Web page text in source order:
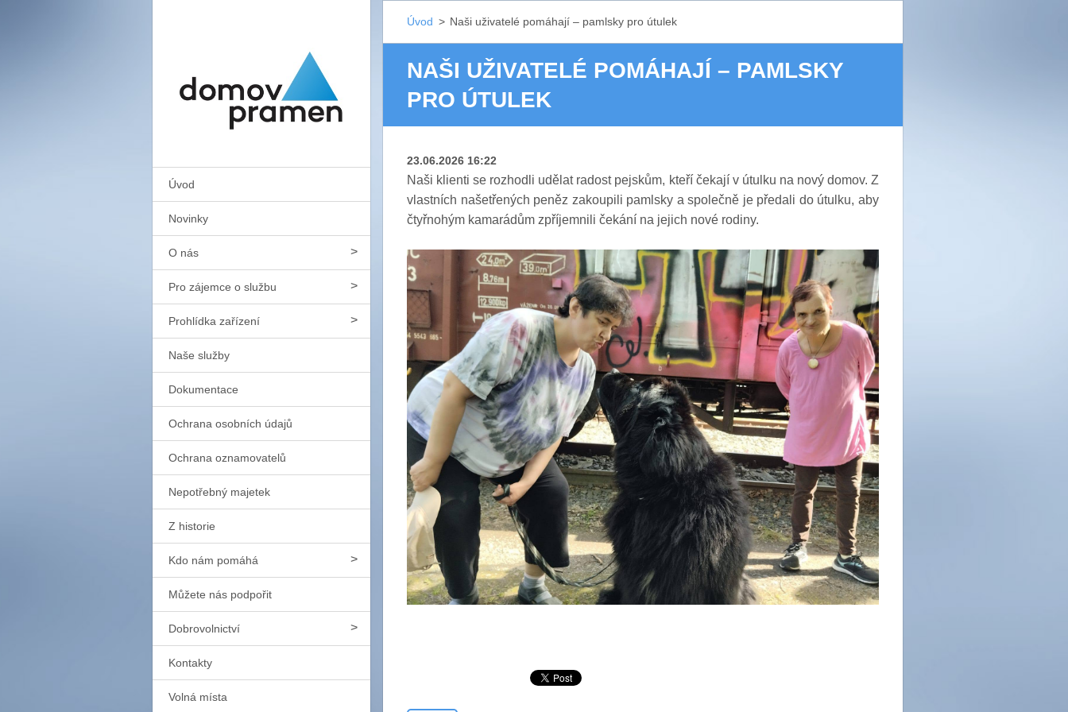
Úvod
Novinky
O nás
Pro zájemce o službu
Prohlídka zařízení
Naše služby
Dokumentace
Ochrana osobních údajů
Ochrana oznamovatelů
Nepotřebný majetek
Z historie
Kdo nám pomáhá
Můžete nás podpořit
Dobrovolnictví
Kontakty
Volná místa
Úvod > Naši uživatelé pomáhají – pamlsky pro útulek
NAŠI UŽIVATELÉ POMÁHAJÍ – PAMLSKY
PRO ÚTULEK
23.06.2026 16:22
Naši klienti se rozhodli udělat radost pejskům, kteří čekají v útulku na nový domov. Z
vlastních našetřených peněz zakoupili pamlsky a společně je předali do útulku, aby
čtyřnohým kamarádům zpříjemnili čekání na jejich nové rodiny.